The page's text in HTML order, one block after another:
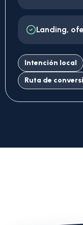
Landing,
Intención local
Ruta de